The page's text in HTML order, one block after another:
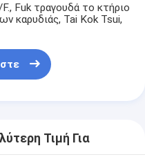
Fuk τραγουδά το κτήριο
καρυδιάς, Tai Kok Tsui,
Τιμή Για